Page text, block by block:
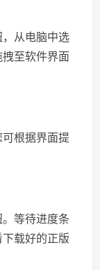
从电脑中选
至软件界面
根据界面提
等待进度条
载好的正版